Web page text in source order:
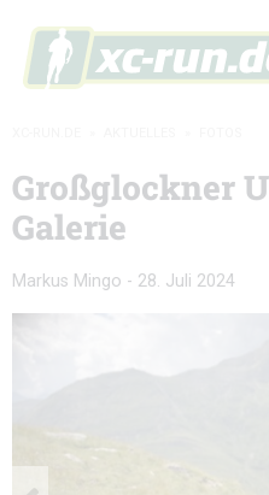
Großglockner
Galerie
Markus Mingo - 28. Juli 2024